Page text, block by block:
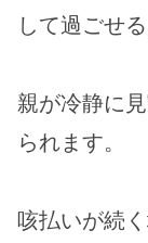
して過ごせ
親が冷静に
られます。
咳払いが続